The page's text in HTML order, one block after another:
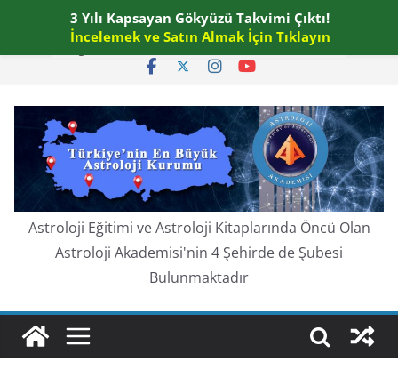
content
Cumartesi, Ağustos 8, 2026
Astroloji Eğitimi ve Astroloji Kitaplarında Öncü Olan
Astroloji Akademisi'nin 4 Şehirde de Şubesi
Bulunmaktadır
3 Yılı Kapsayan Gökyüzü Takvimi Çıktı!
İncelemek ve Satın Almak İçin Tıklayın